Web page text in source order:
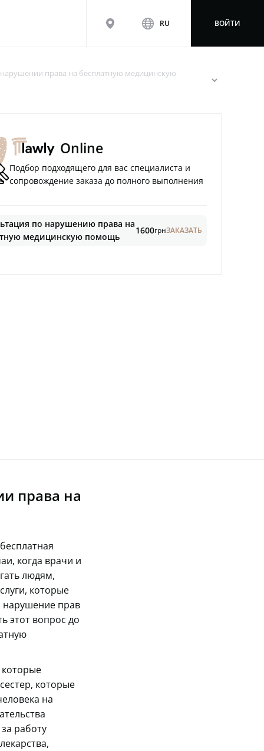
map www RU ВОЙТИ
права на бесплатную медицинскую arrowdown
Online
Подбор подходящего для вас специалиста и
сопровождение заказа до полного выполнения
по нарушению права на
медицинскую помощь
1600грнЗАКАЗАТЬ
права на
когда врачи и
людям,
которые
нарушение прав
этот вопрос до
которые
на
работу